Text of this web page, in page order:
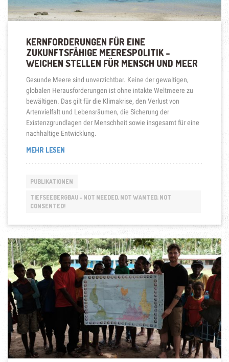
KERNFORDERUNGEN FÜR EINE
ZUKUNFTSFÄHIGE MEERESPOLITIK –
WEICHEN STELLEN FÜR MENSCH UND MEER
Gesunde Meere sind unverzichtbar. Keine der gewaltigen,
globalen Herausforderungen ist ohne intakte Weltmeere zu
bewältigen. Das gilt für die Klimakrise, den Verlust von
Artenvielfalt und Lebensräumen, die Sicherung der
Existenzgrundlagen der Menschheit sowie insgesamt für eine
nachhaltige Entwicklung.
MEHR LESEN„KERNFORDERUNGEN
ZUKUNFTSFÄHIGE
–
WEICHEN
FÜR
MENSCH
UND
MEER“
PUBLIKATIONEN
TIEFSEEBERGBAU - NOT NEEDED, NOT WANTED, NOT
CONSENTED!